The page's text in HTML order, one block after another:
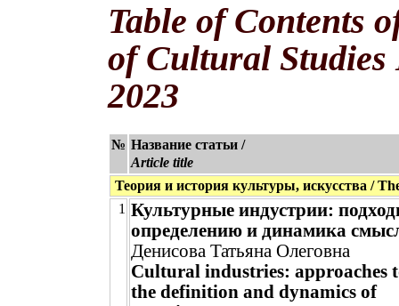
Table of Contents
of Cultural Studies
2023
№ Название статьи /
Article title
Теория и история культуры, искусства /
1 Культурные индустрии:
определению и динамика
Денисова Татьяна Олеговна
Cultural industries: approaches
the definition and dynamics of